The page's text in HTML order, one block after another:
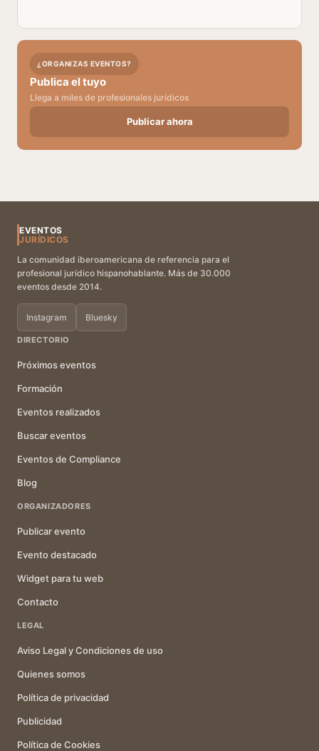
¿ORGANIZAS EVENTOS?
Publica el tuyo
Llega a miles de profesionales jurídicos
Publicar ahora
EVENTOS
JURÍDICOS
La comunidad iberoamericana de referencia para el
profesional jurídico hispanohablante. Más de 30.000
eventos desde 2014.
Instagram Bluesky
DIRECTORIO
Próximos eventos
Formación
Eventos realizados
Buscar eventos
Eventos de Compliance
Blog
ORGANIZADORES
Publicar evento
Evento destacado
Widget para tu web
Contacto
LEGAL
Aviso Legal y Condiciones de uso
Quienes somos
Política de privacidad
Publicidad
Política de Cookies